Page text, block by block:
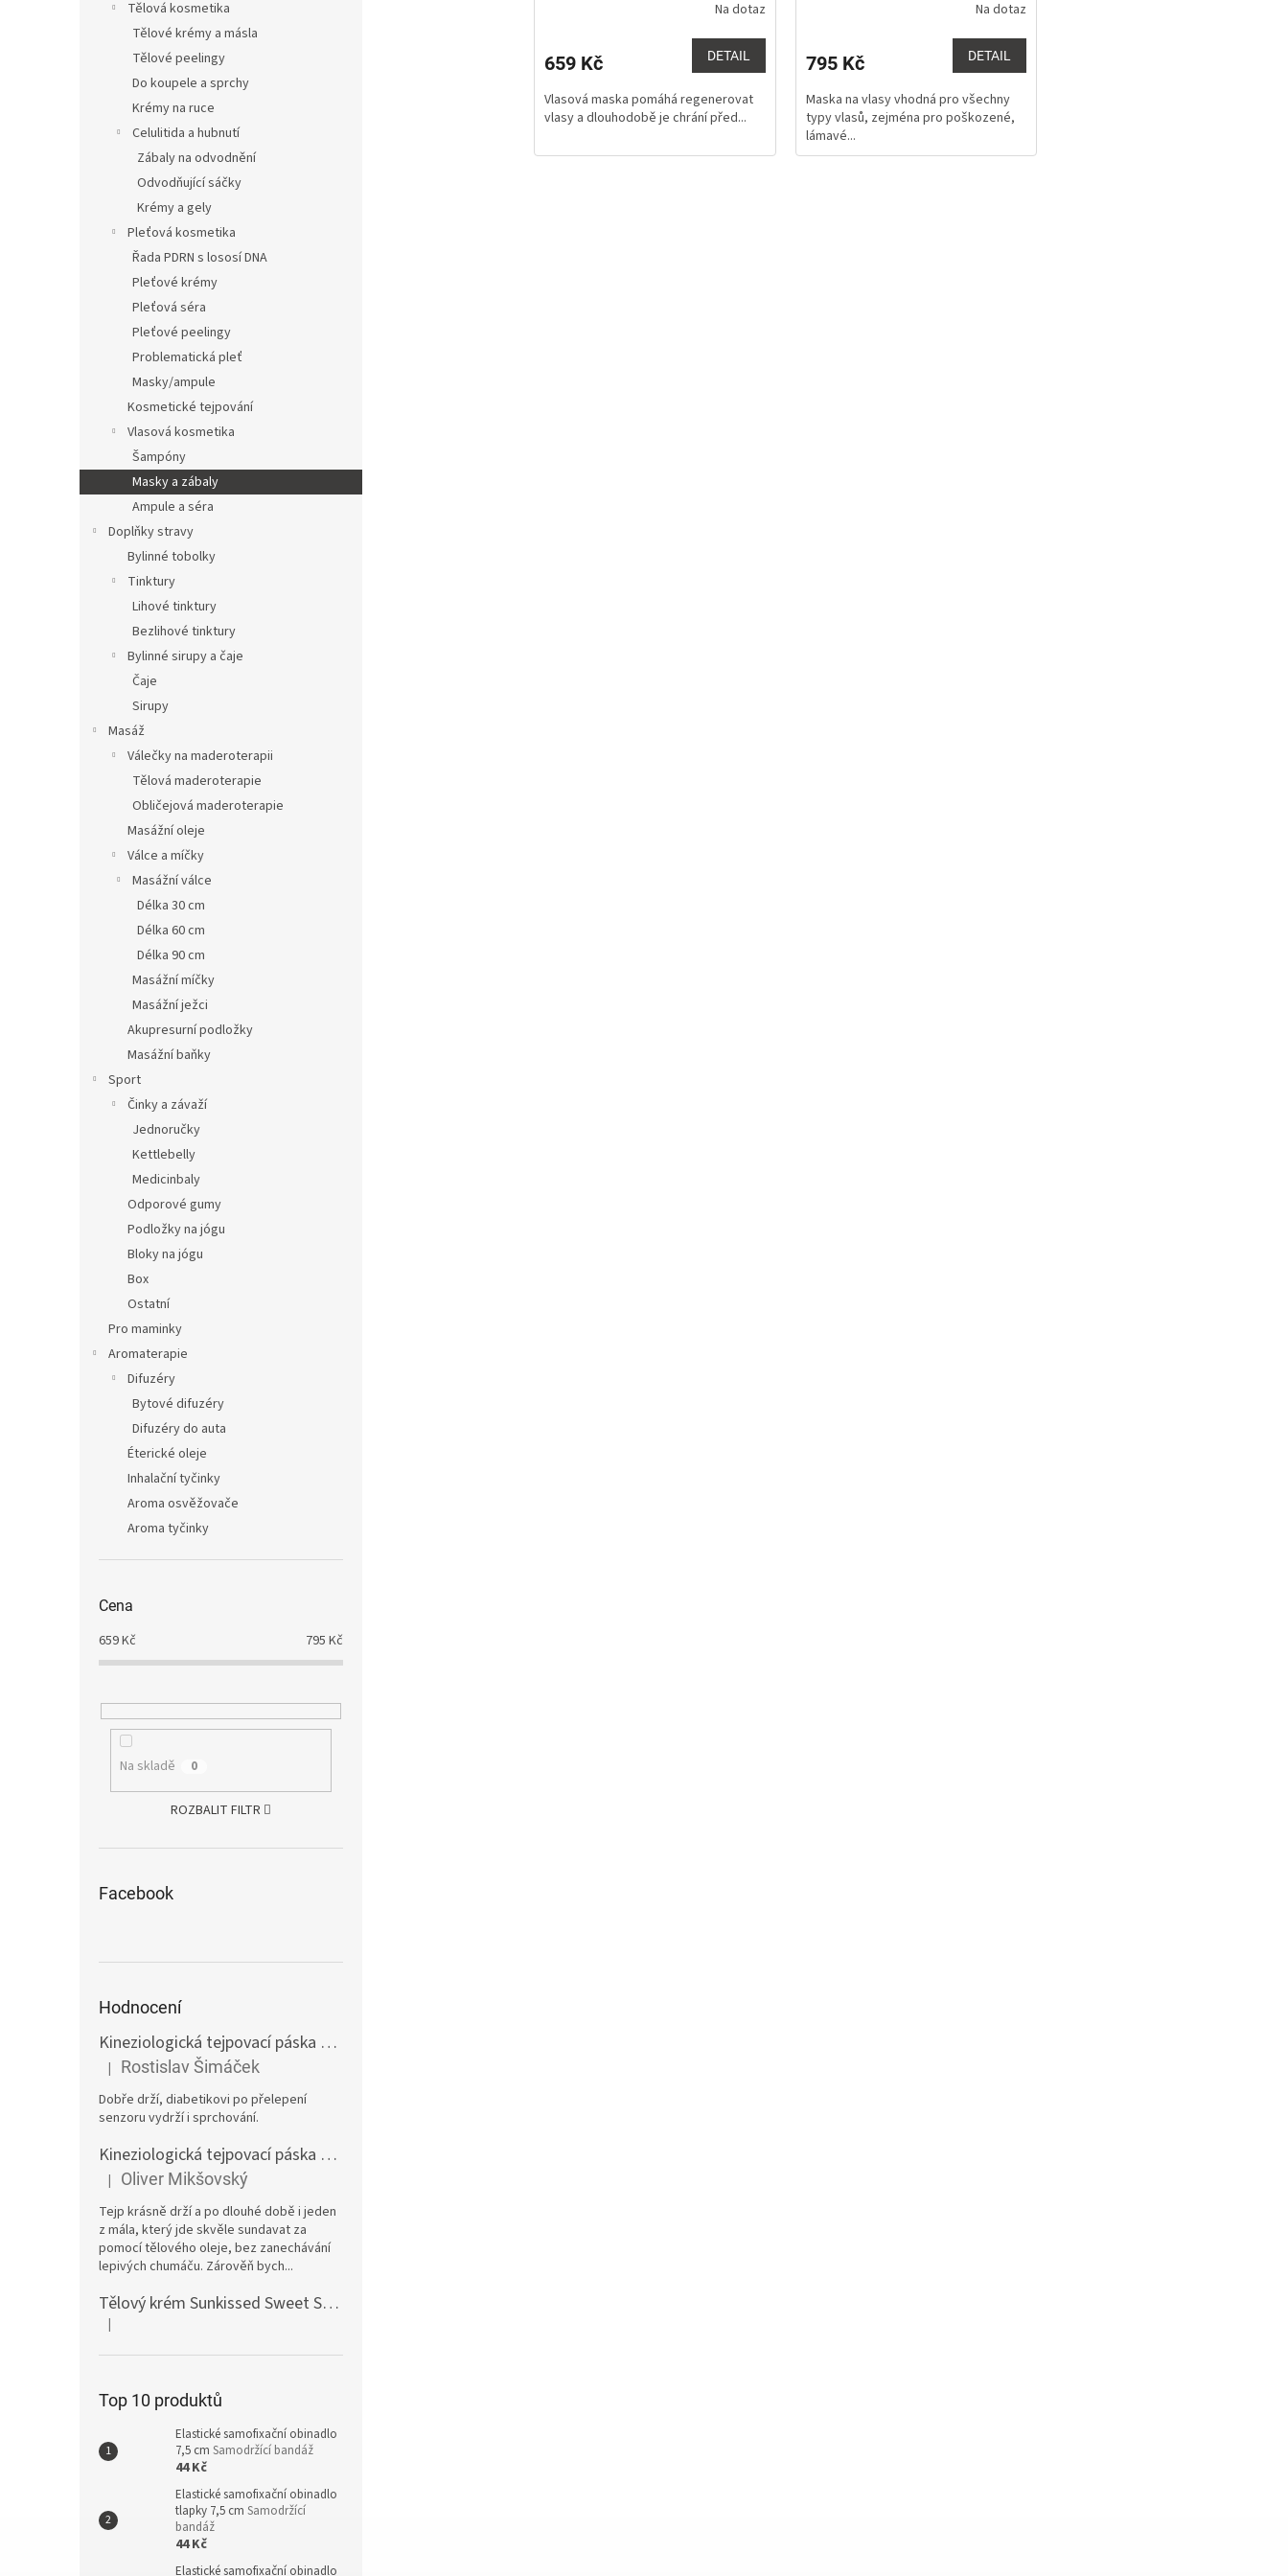
Tělová kosmetika
Tělové krémy a másla
Tělové peelingy
Do koupele a sprchy
Krémy na ruce
Celulitida a hubnutí
Zábaly na odvodnění
Odvodňující sáčky
Krémy a gely
Pleťová kosmetika
Řada PDRN s lososí DNA
Pleťové krémy
Pleťová séra
Pleťové peelingy
Problematická pleť
Masky/ampule
Kosmetické tejpování
Vlasová kosmetika
Šampóny
Masky a zábaly
Ampule a séra
Doplňky stravy
Bylinné tobolky
Tinktury
Lihové tinktury
Bezlihové tinktury
Bylinné sirupy a čaje
Čaje
Sirupy
Masáž
Válečky na maderoterapii
Tělová maderoterapie
Obličejová maderoterapie
Masážní oleje
Válce a míčky
Masážní válce
Délka 30 cm
Délka 60 cm
Délka 90 cm
Masážní míčky
Masážní ježci
Akupresurní podložky
Masážní baňky
Sport
Činky a závaží
Jednoručky
Kettlebelly
Medicinbaly
Odporové gumy
Podložky na jógu
Bloky na jógu
Box
Ostatní
Pro maminky
Aromaterapie
Difuzéry
Bytové difuzéry
Difuzéry do auta
Éterické oleje
Inhalační tyčinky
Aroma osvěžovače
Aroma tyčinky
Cena
659Kč 795 Kč
Na skladě 0
ROZBALIT FILTR
Facebook
Hodnocení
Kineziologická tejpovací páska 10 cm tělová
Hodnocení produktu je 5 z 5 hvězdiček.
| Rostislav Šimáček
Dobře drží, diabetikovi po přelepení
senzoru vydrží i sprchování.
Kineziologická tejpovací páska 10 cm tělová
Hodnocení produktu je 5 z 5 hvězdiček.
| Oliver Mikšovský
Tejp krásně drží a po dlouhé době i jeden
z mála, který jde skvěle sundavat za
pomocí tělového oleje, bez zanechávání
lepivých chumáču. Zárověň bych...
Tělový krém Sunkissed Sweet Swirl Marshmallow 300ml
Hodnocení produktu je 5 z 5 hvězdiček.
|
Top 10 produktů
Elastické samofixační obinadlo
7,5 cm Samodržící bandáž
44 Kč
Elastické samofixační obinadlo
tlapky 7,5 cm Samodržící
bandáž
44 Kč
Elastické samofixační obinadlo
Na dotaz
659 Kč DETAIL
Vlasová maska pomáhá regenerovat
vlasy a dlouhodobě je chrání před...
Na dotaz
795 Kč DETAIL
Maska na vlasy vhodná pro všechny
typy vlasů, zejména pro poškozené,
lámavé...